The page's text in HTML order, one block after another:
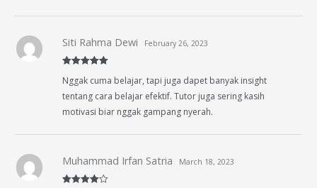
of 5
Siti Rahma Dewi February 26, 2023
Nggak cuma belajar, tapi juga dapet banyak insight
tentang cara belajar efektif. Tutor juga sering kasih
motivasi biar nggak gampang nyerah.
Muhammad Irfan Satria March 18, 2023